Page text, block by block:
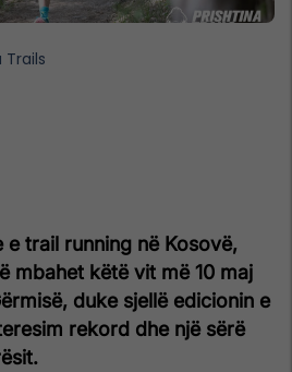
e trail running në Kosovë,
mbahet këtë vit më 10 maj
duke sjellë edicionin e
rekord dhe një sërë
Trails